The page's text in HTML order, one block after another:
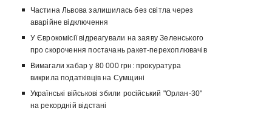
Частина Львова залишилась без світла через
аварійне відключення
У Єврокомісії відреагували на заяву Зеленського
про скорочення постачань ракет-перехоплювачів
Вимагали хабар у 80 000 грн: прокуратура
викрила податківців на Сумщині
Українські військові збили російський "Орлан-30"
на рекордній відстані